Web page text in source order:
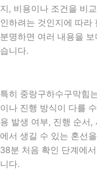
지, 비용이나 조건을 비
인하려는 것인지에 따라
분명하면 여러 내용을
습니다.
특히 중랑구하수구막힘
이나 진행 방식이 다를
용 발생 여부, 진행 순서,
에서 생길 수 있는 혼선
38분 처음 확인 단계에
니다.